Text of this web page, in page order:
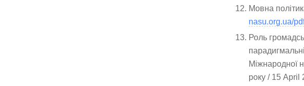
Мовна
nasu.org.ua/
Роль
Міжнародної
року / 15 April